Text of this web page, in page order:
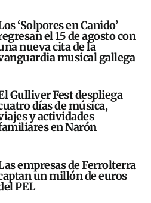
‘Solpores en Canido’
el 15 de agosto con
nueva cita de la
musical gallega
Gulliver Fest despliega
días de música,
y actividades
en Narón
empresas de Ferrolterra
un millón de euros
PEL